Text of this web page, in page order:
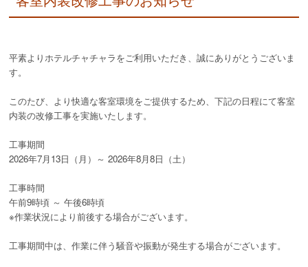
平素よりホテルチャチャラをご利用いただき、誠にありがとうございま
す。
このたび、より快適な客室環境をご提供するため、下記の日程にて客室
内装の改修工事を実施いたします。
工事期間
2026年7月13日（月）～ 2026年8月8日（土）
工事時間
午前9時頃 ～ 午後6時頃
※作業状況により前後する場合がございます。
工事期間中は、作業に伴う騒音や振動が発生する場合がございます。